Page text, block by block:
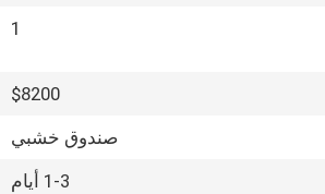
1
$8200
صندوق خشبي
1-3 أيام